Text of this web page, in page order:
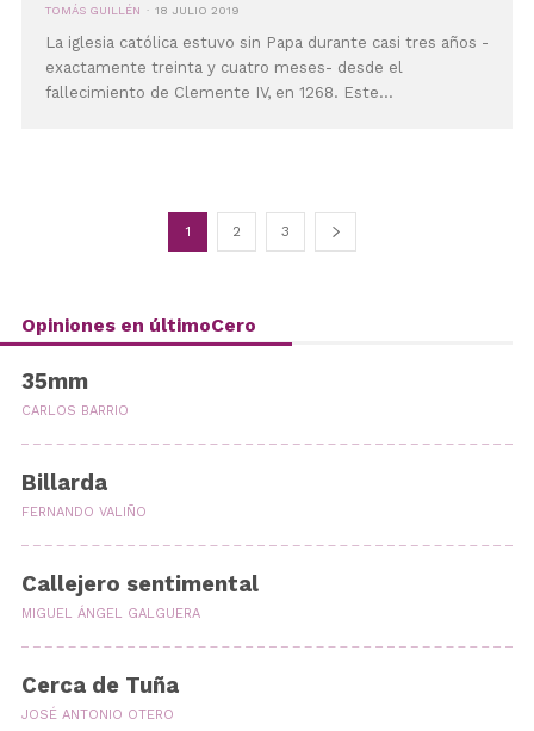
TOMÁS GUILLÉN 18 JULIO 2019
La iglesia católica estuvo sin Papa durante casi tres años -
exactamente treinta y cuatro meses- desde el
fallecimiento de Clemente IV, en 1268. Este...
1 2 3
Opiniones en últimoCero
35mm
CARLOS BARRIO
Billarda
FERNANDO VALIÑO
Callejero sentimental
MIGUEL ÁNGEL GALGUERA
Cerca de Tuña
JOSÉ ANTONIO OTERO